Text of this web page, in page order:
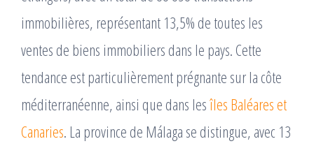
immobilières, représentant 13,5% de toutes les
ventes de biens immobiliers dans le pays. Cette
tendance est particulièrement prégnante sur la côte
méditerranéenne, ainsi que dans lesîles Baléares et
Canaries. La province de Málaga se distingue, avec 13